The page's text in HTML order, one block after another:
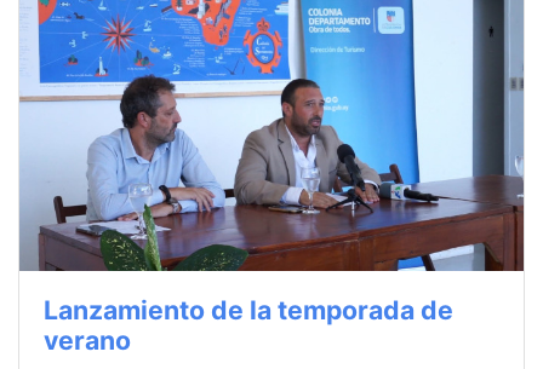
Lanzamiento de la temporada de
verano